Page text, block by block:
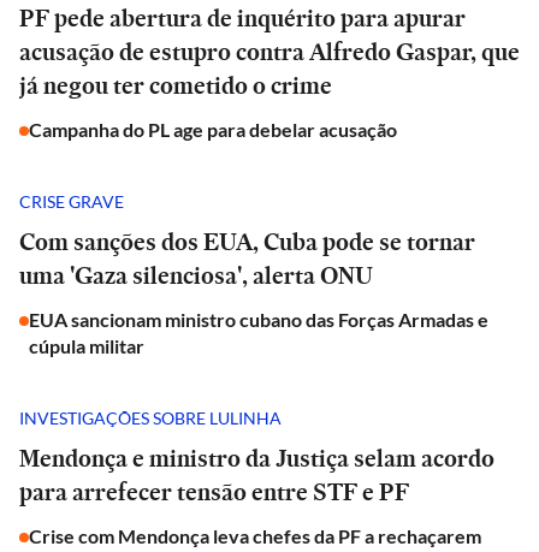
PF pede abertura de inquérito para apurar
acusação de estupro contra Alfredo Gaspar, que
já negou ter cometido o crime
Campanha do PL age para debelar acusação
CRISE GRAVE
Com sanções dos EUA, Cuba pode se tornar
uma 'Gaza silenciosa', alerta ONU
EUA sancionam ministro cubano das Forças Armadas e
cúpula militar
INVESTIGAÇÕES SOBRE LULINHA
Mendonça e ministro da Justiça selam acordo
para arrefecer tensão entre STF e PF
Crise com Mendonça leva chefes da PF a rechaçarem